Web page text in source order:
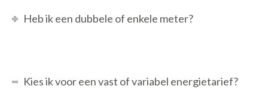
Heb ik een dubbele of enkele meter?
Kies ik voor een vast of variabel energietarief?